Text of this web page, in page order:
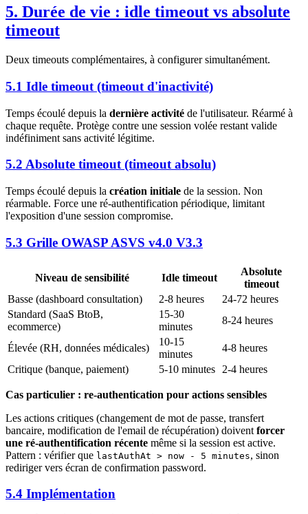
5. Durée de vie : idle timeout vs absolute
timeout
Deux timeouts complémentaires, à configurer simultanément.
5.1 Idle timeout (timeout d'inactivité)
Temps écoulé depuis la dernière activité de l'utilisateur. Réarmé à
chaque requête. Protège contre une session volée restant valide
indéfiniment sans activité légitime.
5.2 Absolute timeout (timeout absolu)
Temps écoulé depuis la création initiale de la session. Non
réarmable. Force une ré-authentification périodique, limitant
l'exposition d'une session compromise.
5.3 Grille OWASP ASVS v4.0 V3.3
Niveau de sensibilité Idle timeout
Absolute
timeout
Basse (dashboard consultation)
2-8 heures
24-72 heures
Standard (SaaS BtoB,
ecommerce)
15-30
minutes
8-24 heures
Élevée (RH, données médicales)
10-15
minutes
4-8 heures
Critique (banque, paiement)
5-10 minutes 2-4 heures
Cas particulier : re-authentication pour actions sensibles
Les actions critiques (changement de mot de passe, transfert
bancaire, modification de l'email de récupération) doivent forcer
une ré-authentification récente même si la session est active.
Pattern : vérifier que lastAuthAt > now - 5 minutes, sinon
rediriger vers écran de confirmation password.
5.4 Implémentation